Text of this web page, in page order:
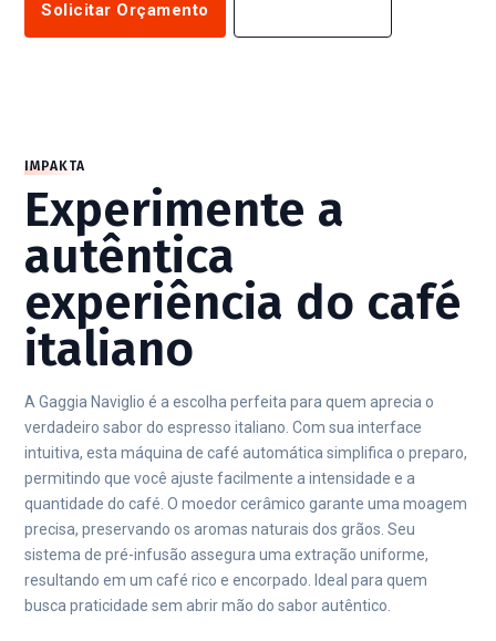
Solicitar Orçamento
IMPAKTA
Experimente a
autêntica
experiência do café
italiano
A Gaggia Naviglio é a escolha perfeita para quem aprecia o
verdadeiro sabor do espresso italiano. Com sua interface
intuitiva, esta máquina de café automática simplifica o preparo,
permitindo que você ajuste facilmente a intensidade e a
quantidade do café. O moedor cerâmico garante uma moagem
precisa, preservando os aromas naturais dos grãos. Seu
sistema de pré-infusão assegura uma extração uniforme,
resultando em um café rico e encorpado. Ideal para quem
busca praticidade sem abrir mão do sabor autêntico.